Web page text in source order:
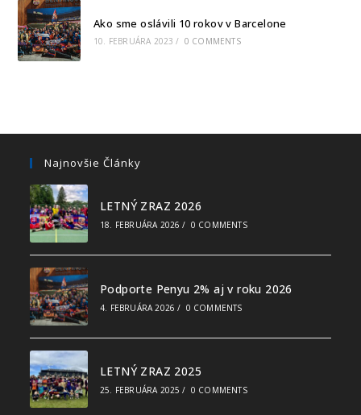
Ako sme oslávili 10 rokov v Barcelone
10. FEBRUÁRA 2023 / 0 COMMENTS
Najnovšie Články
LETNÝ ZRAZ 2026
18. FEBRUÁRA 2026 / 0 COMMENTS
Podporte Penyu 2% aj v roku 2026
4. FEBRUÁRA 2026 / 0 COMMENTS
LETNÝ ZRAZ 2025
25. FEBRUÁRA 2025 / 0 COMMENTS